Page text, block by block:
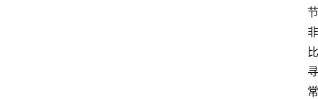
节
非
比
寻
常